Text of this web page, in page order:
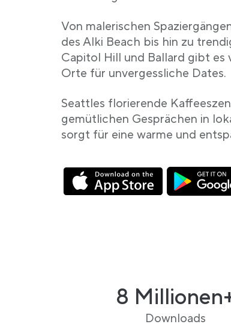
Von malerischen
des Alki Beach bis hin zu
Capitol Hill und Ballard gibt es
Orte für unvergessliche Dates.
Seattles florierende
gemütlichen Gesprächen in
sorgt für eine warme und
Link opens in a new tab
Link opens in a new tab Link opens in
Link opens in
8
Downloads